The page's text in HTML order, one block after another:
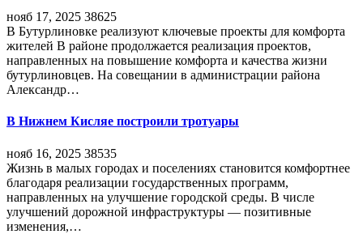
нояб 17, 2025 38625
В Бутурлиновке реализуют ключевые проекты для комфорта
жителей В районе продолжается реализация проектов,
направленных на повышение комфорта и качества жизни
бутурлиновцев. На совещании в администрации района
Александр…
В Нижнем Кисляе построили тротуары
нояб 16, 2025 38535
Жизнь в малых городах и поселениях становится комфортнее
благодаря реализации государственных программ,
направленных на улучшение городской среды. В числе
улучшений дорожной инфраструктуры — позитивные
изменения,…